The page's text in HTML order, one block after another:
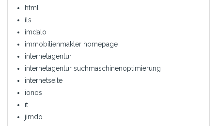
html
ils
imdalo
immobilienmakler homepage
internetagentur
internetagentur suchmaschinenoptimierung
internetseite
ionos
it
jimdo